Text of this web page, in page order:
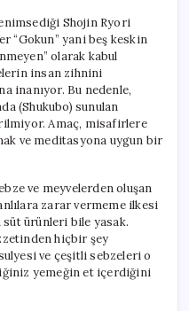
Shojin Ryori
“Gokun” yani beş keskin
olarak kabul
insan zihnini
inanıyor. Bu nedenle,
(Shukubo) sunulan
Amaç, misafirlere
ve meditasyona uygun bir
ve meyvelerden oluşan
zarar vermeme ilkesi
süt ürünleri bile yasak.
hiçbir şey
ve çeşitli sebzeleri o
yemeğin et içerdiğini